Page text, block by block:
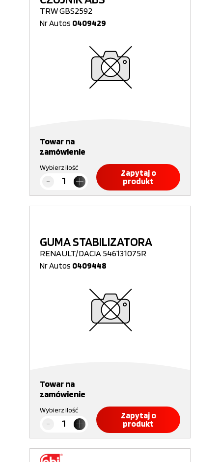
TRW GBS2592
Nr Autos 0409429
Towar na
zamówienie
Wybierz ilość
Zapytaj o
produkt
GUMA STABILIZATORA
RENAULT/DACIA 546131075R
Nr Autos 0409448
Towar na
zamówienie
Wybierz ilość
Zapytaj o
produkt